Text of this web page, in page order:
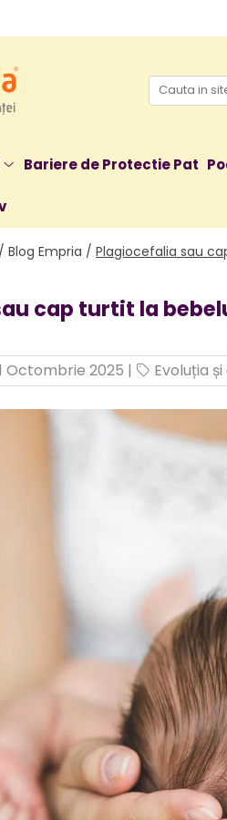
si
Bariere de Protectie Pat
Blog Empria / Plagiocefalia sau
cap turtit la
Octombrie 2025 | Evoluția